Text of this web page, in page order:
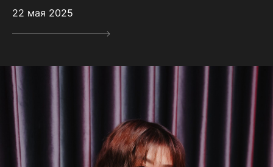
22 мая 2025